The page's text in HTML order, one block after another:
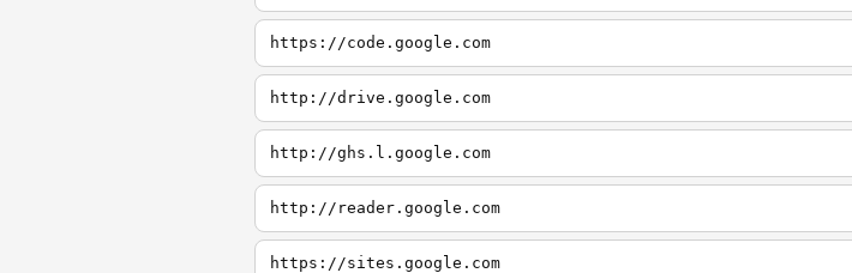
https://code.google.com
http://drive.google.com
http://ghs.l.google.com
http://reader.google.com
https://sites.google.com